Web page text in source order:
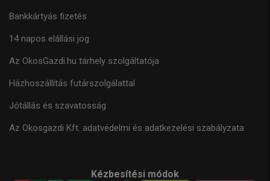
Bankkártyás fizetés
14 napos elállási jog
Az OkosGazdi.hu tárhely szolgáltatója
Házhoszállítás futárszolgálattal
Jótállás és szavatosság
Az Okosgazdi Kft. adatvédelmi és adatkezelési szabályzata
Kézbesítési módok